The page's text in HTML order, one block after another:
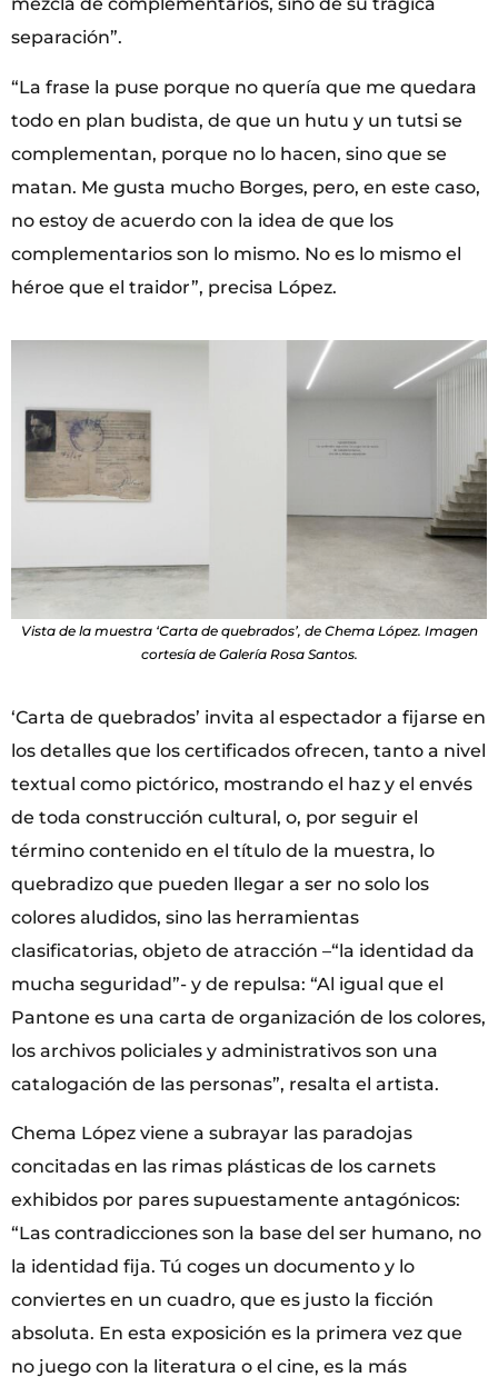
mezcla de complementarios, sino de su trágica
separación”.
“La frase la puse porque no quería que me quedara
todo en plan budista, de que un hutu y un tutsi se
complementan, porque no lo hacen, sino que se
matan. Me gusta mucho Borges, pero, en este caso,
no estoy de acuerdo con la idea de que los
complementarios son lo mismo. No es lo mismo el
héroe que el traidor”, precisa López.
Vista de la muestra ‘Carta de quebrados’, de Chema López. Imagen
cortesía de Galería Rosa Santos.
‘Carta de quebrados’ invita al espectador a fijarse en
los detalles que los certificados ofrecen, tanto a nivel
textual como pictórico, mostrando el haz y el envés
de toda construcción cultural, o, por seguir el
término contenido en el título de la muestra, lo
quebradizo que pueden llegar a ser no solo los
colores aludidos, sino las herramientas
clasificatorias, objeto de atracción –“la identidad da
mucha seguridad”- y de repulsa: “Al igual que el
Pantone es una carta de organización de los colores,
los archivos policiales y administrativos son una
catalogación de las personas”, resalta el artista.
Chema López viene a subrayar las paradojas
concitadas en las rimas plásticas de los carnets
exhibidos por pares supuestamente antagónicos:
“Las contradicciones son la base del ser humano, no
la identidad fija. Tú coges un documento y lo
conviertes en un cuadro, que es justo la ficción
absoluta. En esta exposición es la primera vez que
no juego con la literatura o el cine, es la más